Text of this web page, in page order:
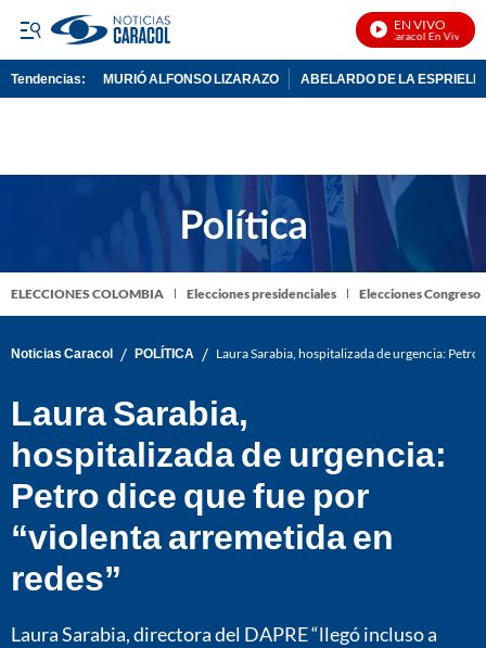
EN VIVO
Noticias Caracol En Vivo
Tendencias: MURIÓ ALFONSO LIZARAZO ABELARDO DE LA
ELECCIONES COLOMBIA Elecciones presidenciales Elecciones Congreso
Noticias Caracol / POLÍTICA / Laura Sarabia, hospitalizada de urgencia:
Laura Sarabia,
hospitalizada de urgencia:
Petro dice que fue por
“violenta arremetida en
redes”
Laura Sarabia, directora del DAPRE “llegó incluso a